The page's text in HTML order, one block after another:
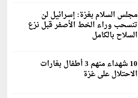
مجلس السلام بغزة: إسرائيل لن
تنسحب وراء الخط الأصفر قبل نزع
السلاح بالكامل
10 شهداء منهم 3 أطفال بغارات
الاحتلال على غزة